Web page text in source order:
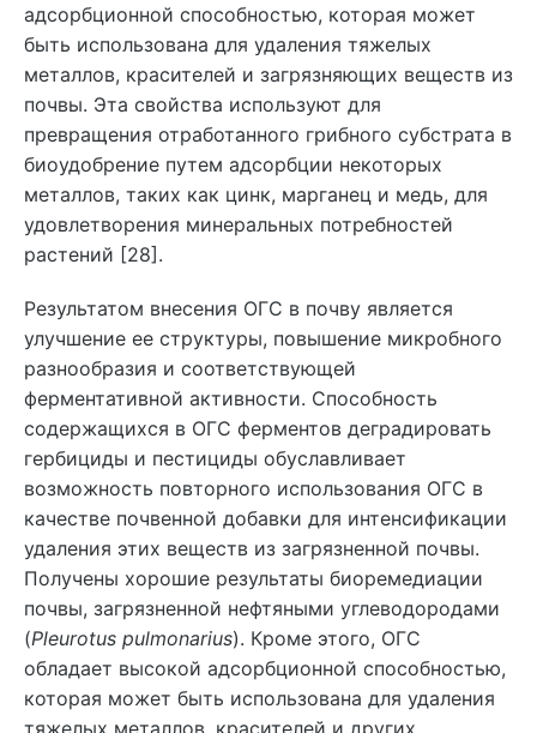
адсорбционной способностью, которая может
быть использована для удаления тяжелых
металлов, красителей и загрязняющих веществ из
почвы. Эта свойства используют для
превращения отработанного грибного субстрата в
биоудобрение путем адсорбции некоторых
металлов, таких как цинк, марганец и медь, для
удовлетворения минеральных потребностей
растений [28].
Результатом внесения ОГС в почву является
улучшение ее структуры, повышение микробного
разнообразия и соответствующей
ферментативной активности. Способность
содержащихся в ОГС ферментов деградировать
гербициды и пестициды обуславливает
возможность повторного использования ОГС в
качестве почвенной добавки для интенсификации
удаления этих веществ из загрязненной почвы.
Получены хорошие результаты биоремедиации
почвы, загрязненной нефтяными углеводородами
(Pleurotus pulmonarius). Кроме этого, ОГС
обладает высокой адсорбционной способностью,
которая может быть использована для удаления